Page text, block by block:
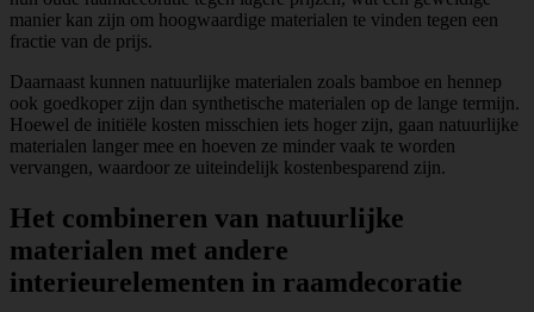
manier kan zijn om hoogwaardige materialen te vinden tegen een
fractie van de prijs.
Daarnaast kunnen natuurlijke materialen zoals bamboe en hennep
ook goedkoper zijn dan synthetische materialen op de lange termijn.
Hoewel de initiële kosten misschien iets hoger zijn, gaan natuurlijke
materialen langer mee en hoeven ze minder vaak te worden
vervangen, waardoor ze uiteindelijk kostenbesparend zijn.
Het combineren van natuurlijke
materialen met andere
interieurelementen in raamdecoratie